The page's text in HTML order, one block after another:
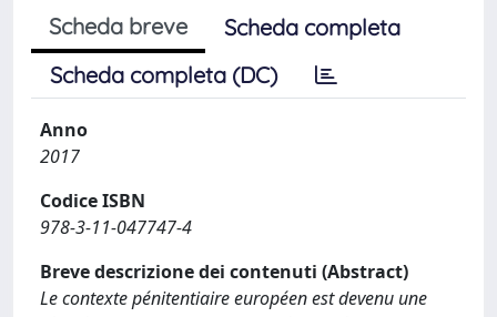
Scheda breve
Scheda completa
Scheda completa (DC)
Anno
2017
Codice ISBN
978-3-11-047747-4
Breve descrizione dei contenuti (Abstract)
Le contexte pénitentiaire européen est devenu une